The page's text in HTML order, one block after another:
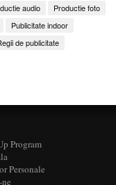
audio
Productie foto
Publicitate indoor
de publicitate
Program
Personale